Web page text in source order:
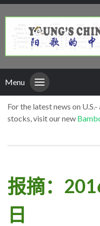
Menu
For the latest news on
stocks, visit our new
报摘：
日